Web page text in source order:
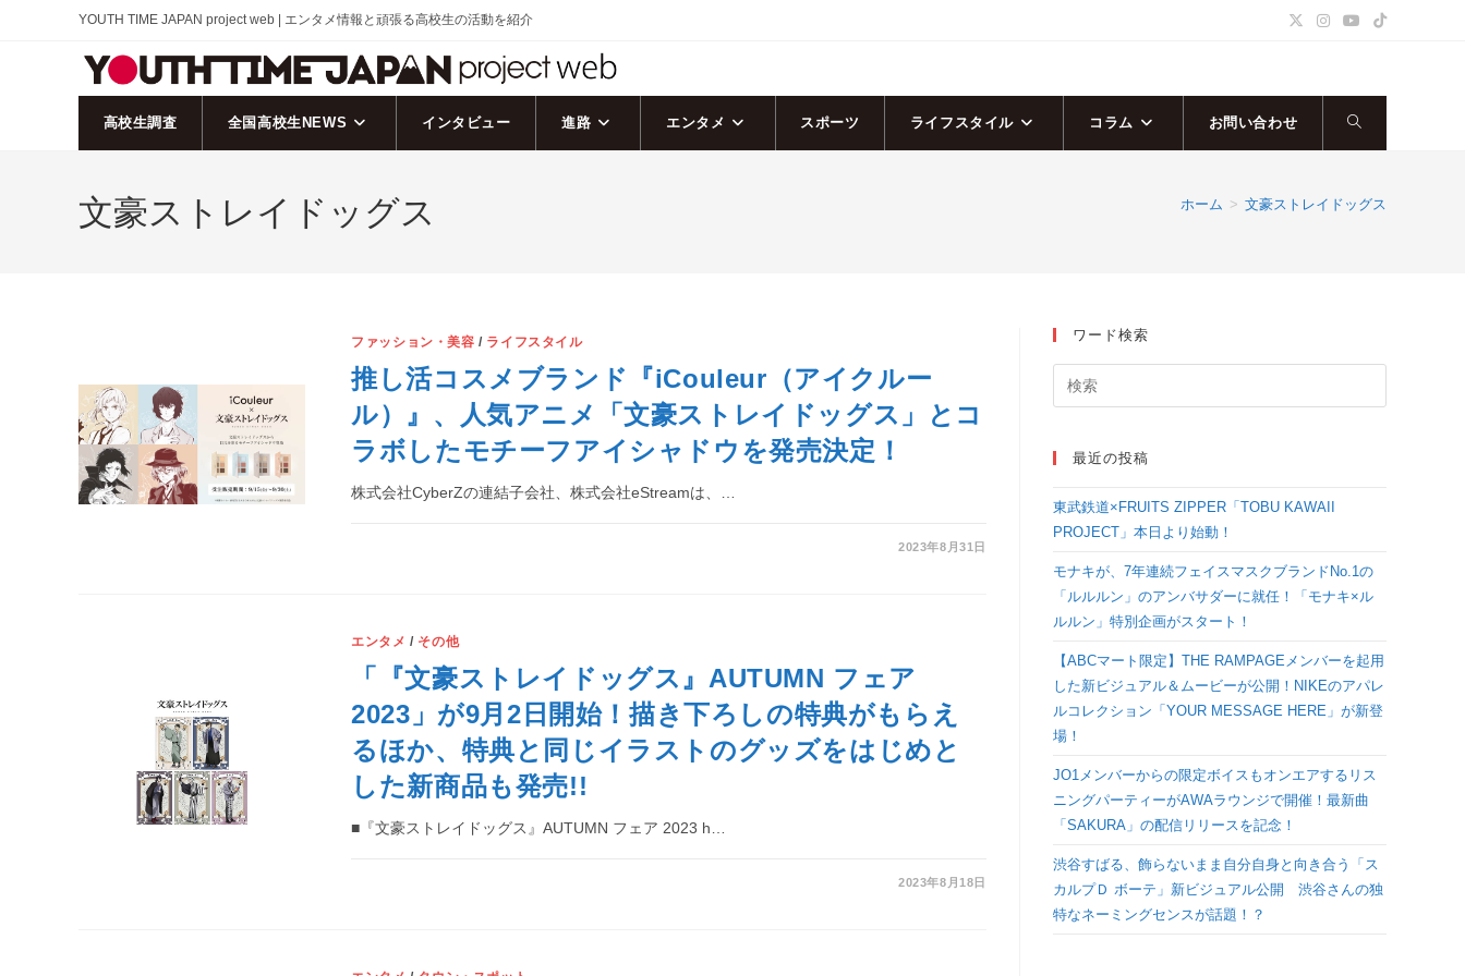
YOUTH TIME JAPAN project web | エンタメ情報と頑張る高校生の活動を紹介
高校生調査 全国高校生NEWS インタビュー 進路 エンタメ スポーツ ライフスタイル コラム お問い合わせ ウ
ト
グ
ル
文豪ストレイドッグス ホーム > 文豪ストレイドッグス
ファッション・美容 / ライフスタイル
推し活コスメブランド『iCouleur（アイクルー
ル）』、人気アニメ「文豪ストレイドッグス」とコ
ラボしたモチーフアイシャドウを発売決定！
株式会社CyberZの連結子会社、株式会社eStreamは、…
2023年8月31日
エンタメ / その他
「『文豪ストレイドッグス』AUTUMN フェア
2023」が9月2日開始！描き下ろしの特典がもらえ
るほか、特典と同じイラストのグッズをはじめと
した新商品も発売!!
■『文豪ストレイドッグス』AUTUMN フェア 2023 h…
2023年8月18日
ワード検索
最近の投稿
東武鉄道×FRUITS ZIPPER「TOBU KAWAII
PROJECT」本日より始動！
モナキが、7年連続フェイスマスクブランドNo.1の
「ルルルン」のアンバサダーに就任！「モナキ×ル
ルルン」特別企画がスタート！
【ABCマート限定】THE RAMPAGEメンバーを起用
した新ビジュアル＆ムービーが公開！NIKEのアパレ
ルコレクション「YOUR MESSAGE HERE」が新登
場！
JO1メンバーからの限定ボイスもオンエアするリス
ニングパーティーがAWAラウンジで開催！最新曲
「SAKURA」の配信リリースを記念！
渋谷すばる、飾らないまま自分自身と向き合う「ス
カルプＤ ボーテ」新ビジュアル公開 渋谷さんの独
特なネーミングセンスが話題！？